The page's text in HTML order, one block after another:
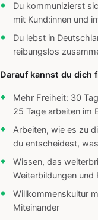
Du kommunizierst
mit Kund:innen und
Du lebst in
reibungslos
Darauf kannst du dich
Mehr Freiheit: 30
25 Tage arbeiten im
Arbeiten, wie es zu
du entscheidest,
Wissen, das
Weiterbildungen und
Willkommenskultur
Miteinander